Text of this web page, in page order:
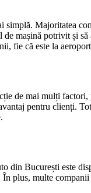
Majoritatea
mașină potrivit și
fie că este la
de mai mulți
pentru clienți.
din București este
plus, multe